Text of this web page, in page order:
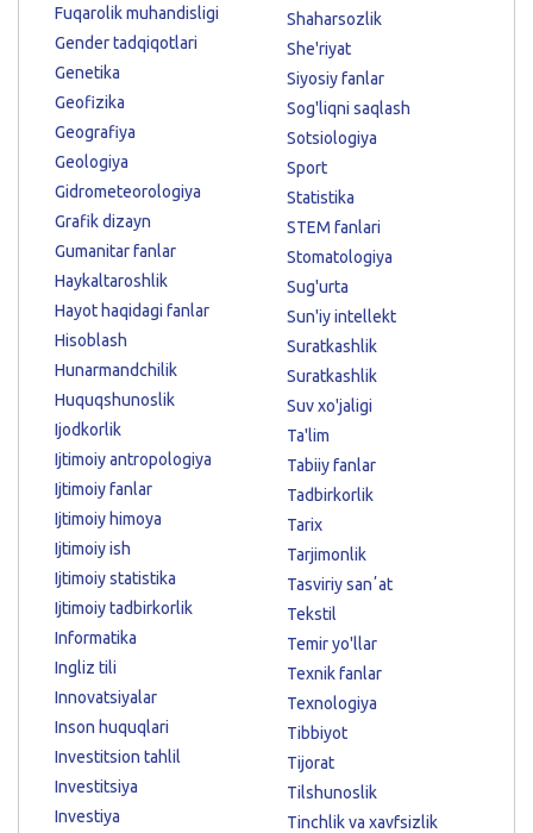
Fuqarolik muhandisligi
Gender tadqiqotlari
Genetika
Geofizika
Geografiya
Geologiya
Gidrometeorologiya
Grafik dizayn
Gumanitar fanlar
Haykaltaroshlik
Hayot haqidagi fanlar
Hisoblash
Hunarmandchilik
Huquqshunoslik
Ijodkorlik
Ijtimoiy antropologiya
Ijtimoiy fanlar
Ijtimoiy himoya
Ijtimoiy ish
Ijtimoiy statistika
Ijtimoiy tadbirkorlik
Informatika
Ingliz tili
Innovatsiyalar
Inson huquqlari
Investitsion tahlil
Investitsiya
Investiya
Shaharsozlik
She'riyat
Siyosiy fanlar
Sog'liqni saqlash
Sotsiologiya
Sport
Statistika
STEM fanlari
Stomatologiya
Sug'urta
Sun'iy intellekt
Suratkashlik
Suratkashlik
Suv xo'jaligi
Ta'lim
Tabiiy fanlar
Tadbirkorlik
Tarix
Tarjimonlik
Tasviriy sanʼat
Tekstil
Temir yo'llar
Texnik fanlar
Texnologiya
Tibbiyot
Tijorat
Tilshunoslik
Tinchlik va xavfsizlik